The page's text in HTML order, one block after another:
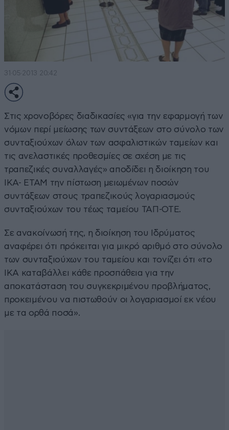
31·05·2013 20:42
Στις χρονοβόρες διαδικασίες «για την εφαρμογή των
νόμων περί μείωσης των συντάξεων στο σύνολο των
συνταξιούχων όλων των ασφαλιστικών ταμείων και
τις ανελαστικές προθεσμίες σε σχέση με τις
τραπεζικές συναλλαγές» αποδίδει η διοίκηση του
ΙΚΑ- ΕΤΑΜ την πίστωση μειωμένων ποσών
συντάξεων στους τραπεζικούς λογαριασμούς
συνταξιούχων του τέως ταμείου ΤΑΠ-ΟΤΕ.
Σε ανακοίνωσή της, η διοίκηση του Ιδρύματος
αναφέρει ότι πρόκειται για μικρό αριθμό στο σύνολο
των συνταξιούχων του ταμείου και τονίζει ότι «το
ΙΚΑ καταβάλλει κάθε προσπάθεια για την
αποκατάσταση του συγκεκριμένου προβλήματος,
προκειμένου να πιστωθούν οι λογαριασμοί εκ νέου
με τα ορθά ποσά».